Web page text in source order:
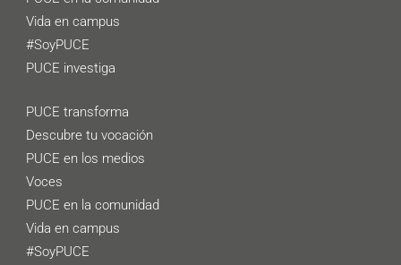
Vida en campus
#SoyPUCE
PUCE investiga
PUCE transforma
Descubre tu vocación
PUCE en los medios
Voces
PUCE en la comunidad
Vida en campus
#SoyPUCE